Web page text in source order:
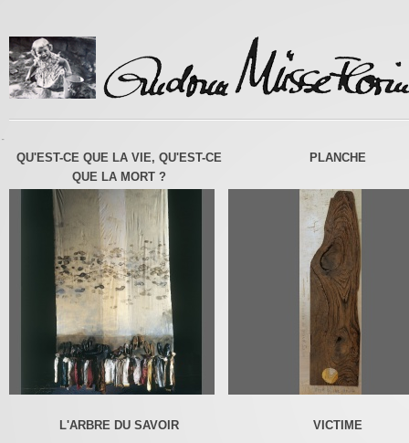
QU'EST-CE QUE LA VIE, QU'EST-CE
QUE LA MORT ?
PLANCHE
L'ARBRE DU SAVOIR VICTIME
-